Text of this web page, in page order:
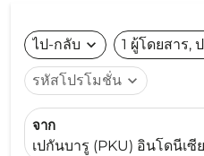
ไป-กลับ expand_more 1 ผู้โดยสาร,
รหัสโปรโมชั่น expand_more
จาก
เปกันบารู (PKU) อินโดนีเซีย